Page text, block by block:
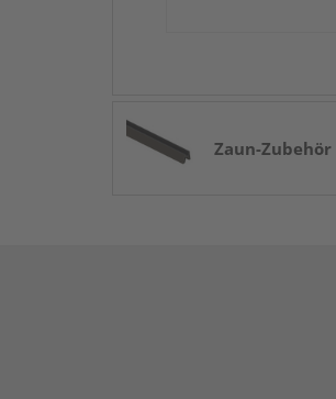
Zaun-Zubehör